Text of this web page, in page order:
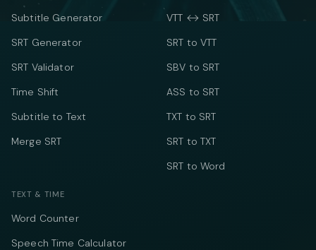
Subtitle Generator
SRT Generator
SRT Validator
Time Shift
Subtitle to Text
Merge SRT
VTT ↔ SRT
SRT to VTT
SBV to SRT
ASS to SRT
TXT to SRT
SRT to TXT
SRT to Word
TEXT & TIME
Word Counter
Speech Time Calculator